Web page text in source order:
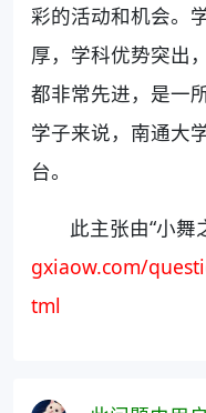
彩的活动和机会。
厚，学科优势突出
都非常先进，是一
学子来说，南通大
台。
此主张由“小舞
gxiaow.com/
tml